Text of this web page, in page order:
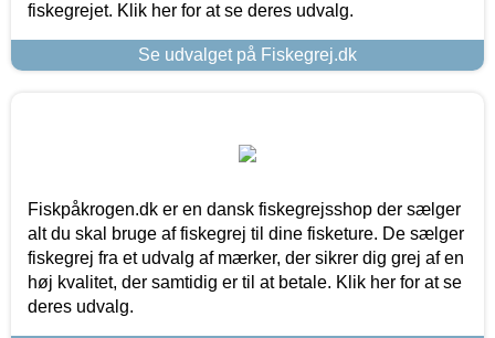
fiskegrejet. Klik her for at se deres udvalg.
Se udvalget på Fiskegrej.dk
Fiskpåkrogen.dk er en dansk fiskegrejsshop der sælger
alt du skal bruge af fiskegrej til dine fisketure. De sælger
fiskegrej fra et udvalg af mærker, der sikrer dig grej af en
høj kvalitet, der samtidig er til at betale. Klik her for at se
deres udvalg.